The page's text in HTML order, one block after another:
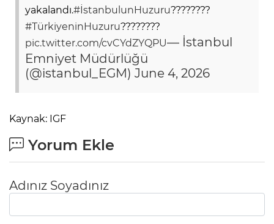
yakalandı.#İstanbulunHuzuru????????
#TürkiyeninHuzuru????????
pic.twitter.com/cvCYdZYQPU— İstanbul
Emniyet Müdürlüğü
(@istanbul_EGM) June 4, 2026
Kaynak: IGF
Yorum Ekle
Adınız Soyadınız